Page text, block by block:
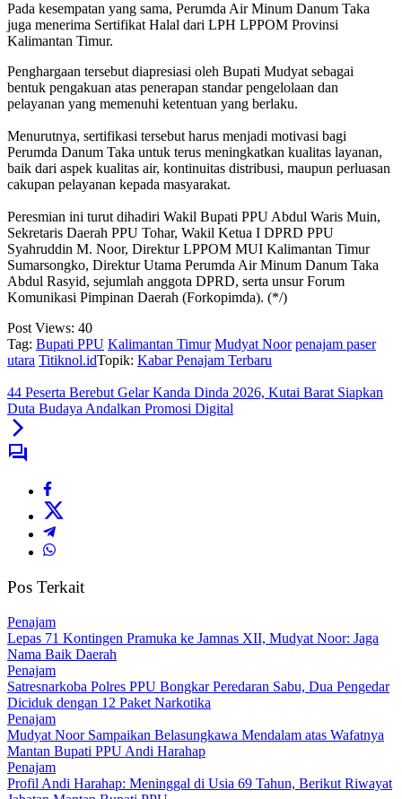
‎Pada kesempatan yang sama, Perumda Air Minum Danum Taka
juga menerima Sertifikat Halal dari LPH LPPOM Provinsi
Kalimantan Timur.
Penghargaan tersebut diapresiasi oleh Bupati Mudyat sebagai
bentuk pengakuan atas penerapan standar pengelolaan dan
pelayanan yang memenuhi ketentuan yang berlaku.
‎Menurutnya, sertifikasi tersebut harus menjadi motivasi bagi
Perumda Danum Taka untuk terus meningkatkan kualitas layanan,
baik dari aspek kualitas air, kontinuitas distribusi, maupun perluasan
cakupan pelayanan kepada masyarakat.
‎Peresmian ini turut dihadiri Wakil Bupati PPU Abdul Waris Muin,
Sekretaris Daerah PPU Tohar, Wakil Ketua I DPRD PPU
Syahruddin M. Noor, Direktur LPPOM MUI Kalimantan Timur
Sumarsongko, Direktur Utama Perumda Air Minum Danum Taka
Abdul Rasyid, sejumlah anggota DPRD, serta unsur Forum
Komunikasi Pimpinan Daerah (Forkopimda). (*/)
Post Views: 40
Tag: Bupati PPU Kalimantan Timur Mudyat Noor penajam paser
utara Titiknol.idTopik: Kabar Penajam Terbaru
‎44 Peserta Berebut Gelar Kanda Dinda 2026, Kutai Barat Siapkan
Duta Budaya Andalkan Promosi Digital
Pos Terkait
Penajam
Lepas 71 Kontingen Pramuka ke Jamnas XII, Mudyat Noor: Jaga
Nama Baik Daerah
Penajam
Satresnarkoba Polres PPU Bongkar Peredaran Sabu, Dua Pengedar
Diciduk dengan 12 Paket Narkotika
Penajam
Mudyat Noor Sampaikan Belasungkawa Mendalam atas Wafatnya
Mantan Bupati PPU Andi Harahap
Penajam
Profil Andi Harahap: Meninggal di Usia 69 Tahun, Berikut Riwayat